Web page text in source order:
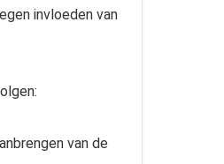
invloeden van
van de